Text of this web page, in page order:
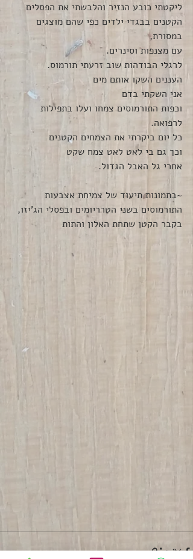
ליקטתי כובע הנזיר והלבשתי את הפסלים
הקטנים בבגדי ילדים כפי שהם מוצגים
במסורת,
עם מצנפות וסינרים.
לרגלי הבודהות שוב זרעתי תורמוס.
העננים השקו אותם מים
אני השקתי בדם
וכפות התורמוסים צמחו ועלו בתפילות
לרפואה.
כל יום ביקרתי את הצמחים הקטנים
וכך גם בי לאט לאט צמח שקט
אחרי גל האבל הגדול.
~בתמונות תיעוד של צמיחת אצבעות
התורמוסים בשני הטרריומים ובפסלי הג'יזו,
בקבר הקטן שתחת האלון והתות